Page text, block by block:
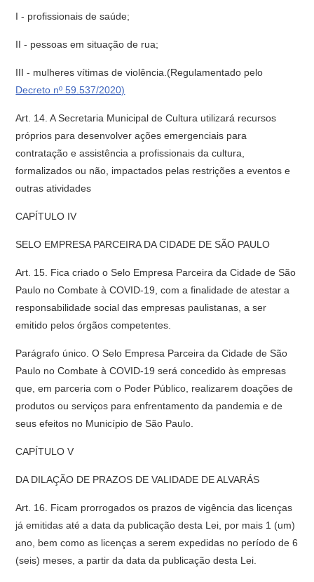
I - profissionais de saúde;
II - pessoas em situação de rua;
III - mulheres vítimas de violência.(Regulamentado pelo
Decreto nº 59.537/2020)
Art. 14. A Secretaria Municipal de Cultura utilizará recursos
próprios para desenvolver ações emergenciais para
contratação e assistência a profissionais da cultura,
formalizados ou não, impactados pelas restrições a eventos e
outras atividades
CAPÍTULO IV
SELO EMPRESA PARCEIRA DA CIDADE DE SÃO PAULO
Art. 15. Fica criado o Selo Empresa Parceira da Cidade de São
Paulo no Combate à COVID-19, com a finalidade de atestar a
responsabilidade social das empresas paulistanas, a ser
emitido pelos órgãos competentes.
Parágrafo único. O Selo Empresa Parceira da Cidade de São
Paulo no Combate à COVID-19 será concedido às empresas
que, em parceria com o Poder Público, realizarem doações de
produtos ou serviços para enfrentamento da pandemia e de
seus efeitos no Município de São Paulo.
CAPÍTULO V
DA DILAÇÃO DE PRAZOS DE VALIDADE DE ALVARÁS
Art. 16. Ficam prorrogados os prazos de vigência das licenças
já emitidas até a data da publicação desta Lei, por mais 1 (um)
ano, bem como as licenças a serem expedidas no período de 6
(seis) meses, a partir da data da publicação desta Lei.